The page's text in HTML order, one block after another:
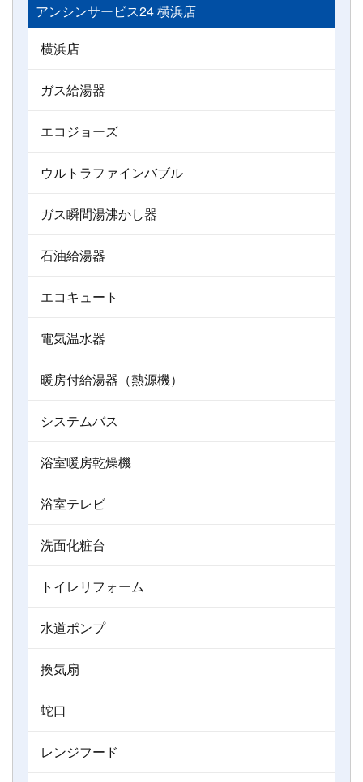
アンシンサービス24 横浜店
横浜店
ガス給湯器
エコジョーズ
ウルトラファインバブル
ガス瞬間湯沸かし器
石油給湯器
エコキュート
電気温水器
暖房付給湯器（熱源機）
システムバス
浴室暖房乾燥機
浴室テレビ
洗面化粧台
トイレリフォーム
水道ポンプ
換気扇
蛇口
レンジフード